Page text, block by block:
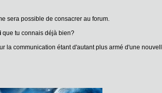
sera possible de consacrer au forum.
que tu connais déjà bien?
la communication étant d'autant plus armé d'une